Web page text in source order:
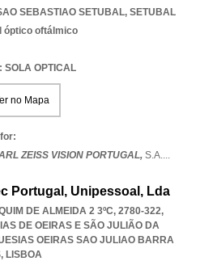
SEBASTIAO SETUBAL, SETUBAL
óptico oftálmico
OPTICAL
no Mapa
ZEISS VISION PORTUGAL, S.A....
Portugal, Unipessoal, Lda
DE ALMEIDA 2 3ºC, 2780-322,
DE OEIRAS E SÃO JULIÃO DA
OEIRAS SAO JULIAO BARRA
, LISBOA